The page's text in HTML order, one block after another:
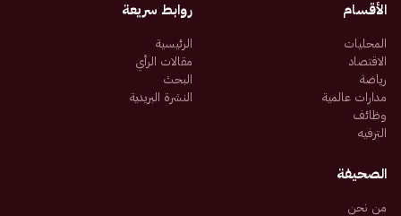
الأقسام
المحليات
الاقتصاد
رياضة
مدارات عالمية
وظائف
الترفيه
روابط سريعة
الرئيسية
مقالات الرأي
البحث
النشرة البريدية
الصحيفة
من نحن